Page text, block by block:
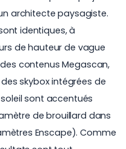
architecte paysagiste.
identiques, à
de hauteur de vague
contenusMegascan,
desskybox intégrées de
sont accentués
de brouillard dans
Enscape). Comme